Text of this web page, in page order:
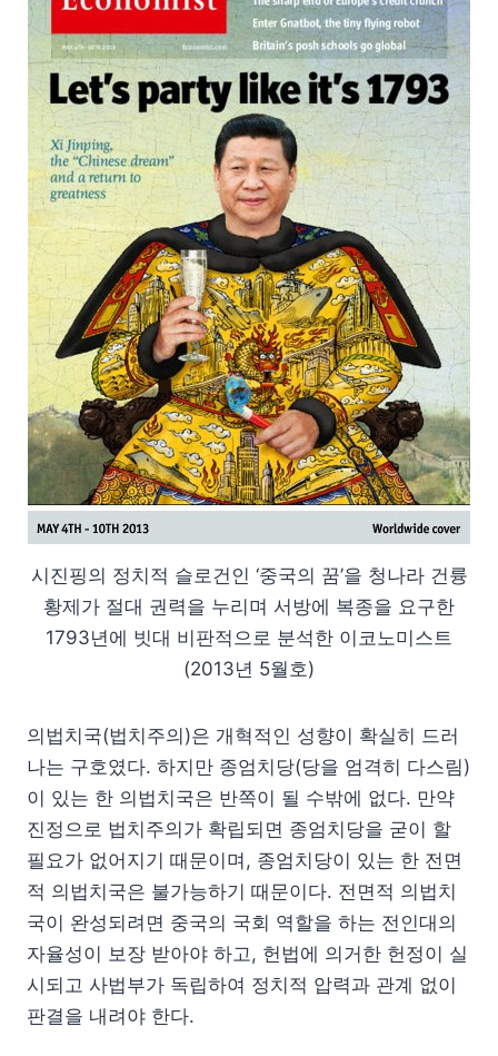
시진핑의 정치적 슬로건인 ‘중국의 꿈’을 청나라 건륭
황제가 절대 권력을 누리며 서방에 복종을 요구한
1793년에 빗대 비판적으로 분석한 이코노미스트
(2013년 5월호)
의법치국(법치주의)은 개혁적인 성향이 확실히 드러
나는 구호였다. 하지만 종엄치당(당을 엄격히 다스림)
이 있는 한 의법치국은 반쪽이 될 수밖에 없다. 만약
진정으로 법치주의가 확립되면 종엄치당을 굳이 할
필요가 없어지기 때문이며, 종엄치당이 있는 한 전면
적 의법치국은 불가능하기 때문이다. 전면적 의법치
국이 완성되려면 중국의 국회 역할을 하는 전인대의
자율성이 보장 받아야 하고, 헌법에 의거한 헌정이 실
시되고 사법부가 독립하여 정치적 압력과 관계 없이
판결을 내려야 한다.